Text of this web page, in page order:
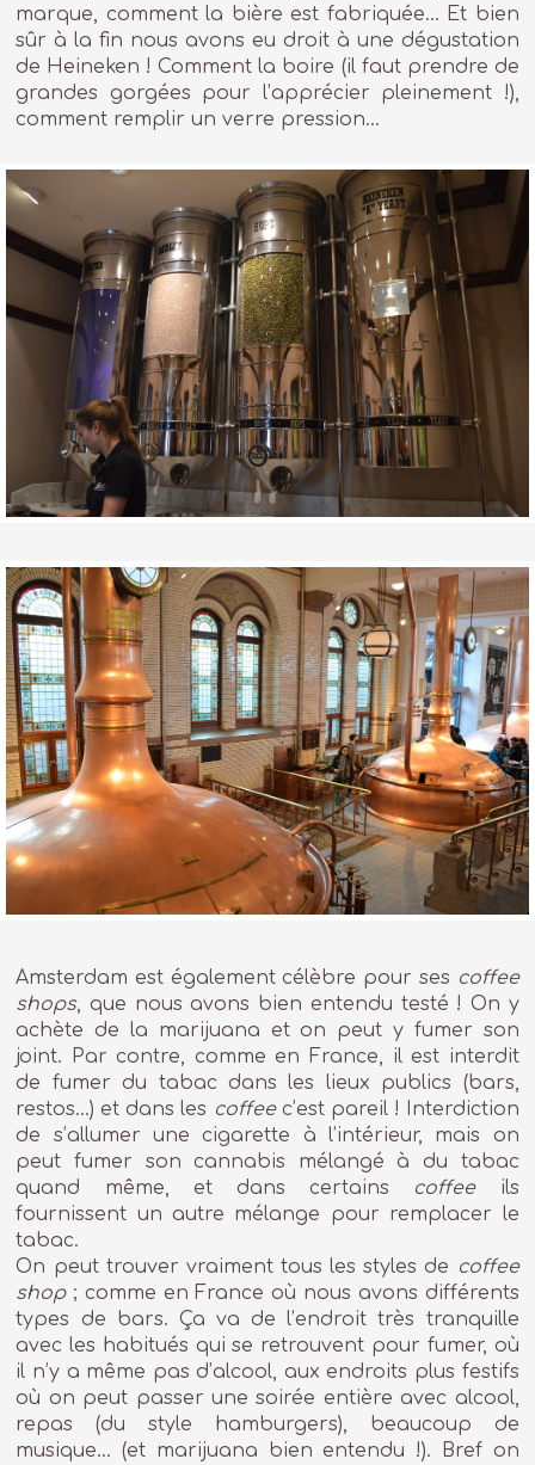
marque, comment la bière est fabriquée… Et bien
sûr à la fin nous avons eu droit à une dégustation
de Heineken ! Comment la boire (il faut prendre de
grandes gorgées pour l’apprécier pleinement !),
comment remplir un verre pression…
Amsterdam est également célèbre pour ses coffee
shops, que nous avons bien entendu testé ! On y
achète de la marijuana et on peut y fumer son
joint. Par contre, comme en France, il est interdit
de fumer du tabac dans les lieux publics (bars,
restos…) et dans les coffeec’est pareil ! Interdiction
de s’allumer une cigarette à l’intérieur, mais on
peut fumer son cannabis mélangé à du tabac
quand même, et dans certains coffeeils
fournissent un autre mélange pour remplacer le
tabac.
On peut trouver vraiment tous les styles de coffee
shop; comme en France où nous avons différents
types de bars. Ça va de l’endroit très tranquille
avec les habitués qui se retrouvent pour fumer, où
il n’y a même pas d’alcool, aux endroits plus festifs
où on peut passer une soirée entière avec alcool,
repas (du style hamburgers), beaucoup de
musique… (et marijuana bien entendu !). Bref on